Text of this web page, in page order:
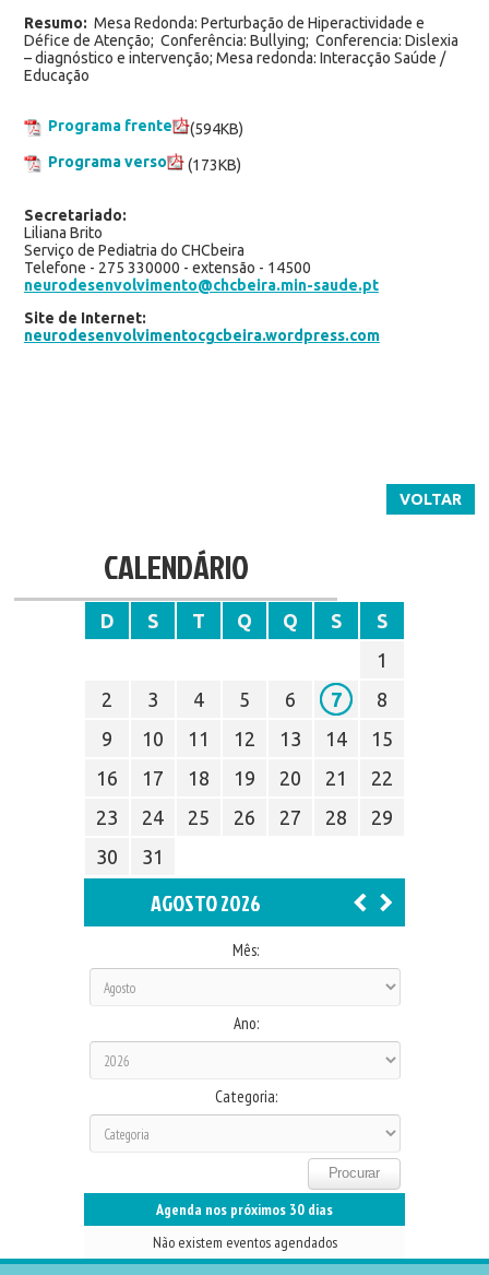
Resumo: Mesa Redonda: Perturbação de Hiperactividade e
Défice de Atenção; Conferência: Bullying; Conferencia: Dislexia
– diagnóstico e intervenção; Mesa redonda: Interacção Saúde /
Educação
Programa frente
(594KB)
Programa verso
(173KB)
Secretariado:
Liliana Brito
Serviço de Pediatria do CHCbeira
Telefone - 275 330000 - extensão - 14500
neurodesenvolvimento@chcbeira.min-saude.pt
Site de Internet:
neurodesenvolvimentocgcbeira.wordpress.com
VOLTAR
CALENDÁRIO
D S T Q Q S
S
1
2
3 4 5 6 7
8
9
10 11 12 13 14
15
16
17 18 19 20 21
22
23
24 25 26 27 28
29
30
31
AGOSTO 2026
Mês:
Ano:
Categoria:
Agenda nos próximos 30 dias
Não existem eventos agendados